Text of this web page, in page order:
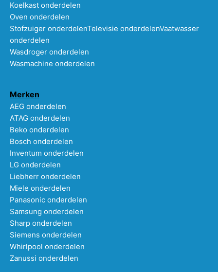
Koelkast onderdelen
Oven onderdelen
Stofzuiger onderdelenTelevisie onderdelenVaatwasser
onderdelen
Wasdroger onderdelen
Wasmachine onderdelen
Merken
AEG onderdelen
ATAG onderdelen
Beko onderdelen
Bosch onderdelen
Inventum onderdelen
LG onderdelen
Liebherr onderdelen
Miele onderdelen
Panasonic onderdelen
Samsung onderdelen
Sharp onderdelen
Siemens onderdelen
Whirlpool onderdelen
Zanussi onderdelen